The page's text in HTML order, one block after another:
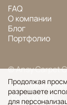
FAQ
О компании
Блог
Портфолио
© Ansy Carpet
Политика
Поиск ковра
Продолжая
разрешаете
для